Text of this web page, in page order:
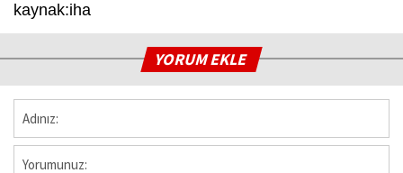
kaynak:iha
YORUM EKLE